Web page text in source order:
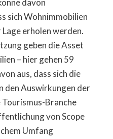
davon
sich Wohnimmobilien
erholen werden.
geben die Asset
– hier gehen 59
aus, dass sich die
den Auswirkungen der
Branche
von Scope
Umfang